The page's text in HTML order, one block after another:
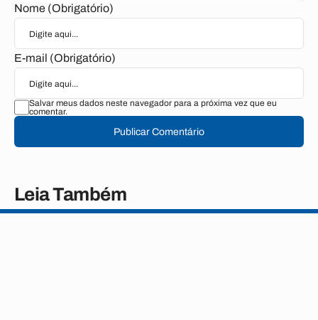
Nome (Obrigatório)
E-mail (Obrigatório)
Salvar meus dados neste navegador para a próxima vez que eu
comentar.
Publicar Comentário
Leia Também